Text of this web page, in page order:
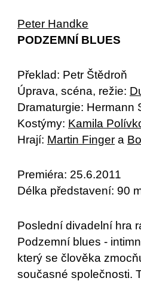
Peter Handke
PODZEMNÍ BLUES
Překlad: Petr Štědroň
Úprava, scéna, režie:
Dramaturgie: Hermann
Kostýmy: Kamila
Hrají: Martin Finger a
Premiéra: 25.6.2011
Délka představení: 90
Poslední divadelní hra
Podzemní blues -
který se člověka
současné společnosti.